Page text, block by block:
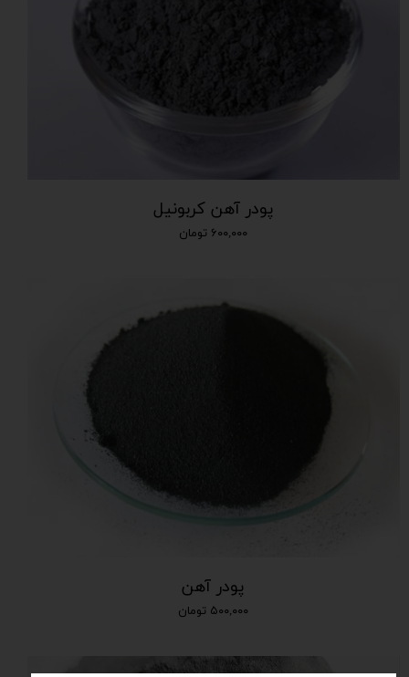
پودر آهن کربونیل
۶۰۰,۰۰۰ تومان
پودر آهن
۵۰۰,۰۰۰ تومان